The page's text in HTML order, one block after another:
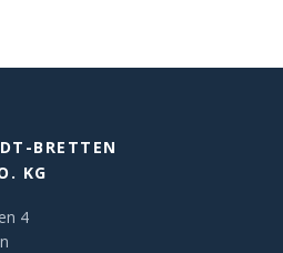
BRETTEN
KG
4